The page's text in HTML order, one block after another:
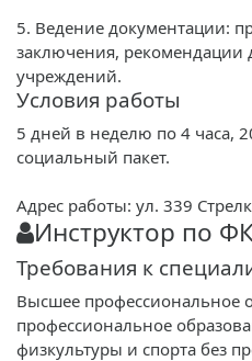
5. Ведение документации:
заключения, рекомендации
учреждений.
Условия работы
5 дней в неделю по 4 часа,
социальный пакет.
Адрес работы: ул. 339
Инструктор по
Требования к
Высшее профессиональное
профессиональное
физкультуры и спорта без